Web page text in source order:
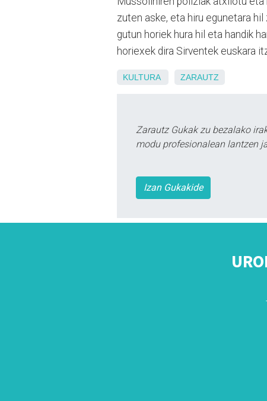
zuten aske, eta hiru egunetara
gutun horiek hura hil eta handik
horiexek dira Sirventek euskara
KULTURA ZARAUTZ
Zarautz Gukak zu bezalako
modu profesionalean lantzen
Izan Gukakide